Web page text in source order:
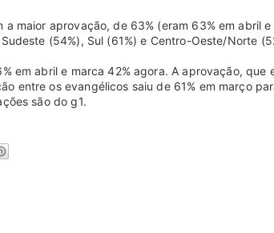
maior aprovação, de 63% (eram 63% em abril
(54%), Sul (61%) e Centro-Oeste/Norte
em abril e marca 42% agora. A aprovação, que
entre os evangélicos saiu de 61% em março
são do g1.